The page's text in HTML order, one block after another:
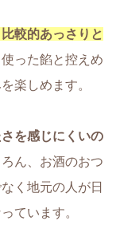
較的あっさりと
った餡と控えめ
楽しめます。
を感じにくいの
ん、お酒のおつ
く地元の人が日
ています。